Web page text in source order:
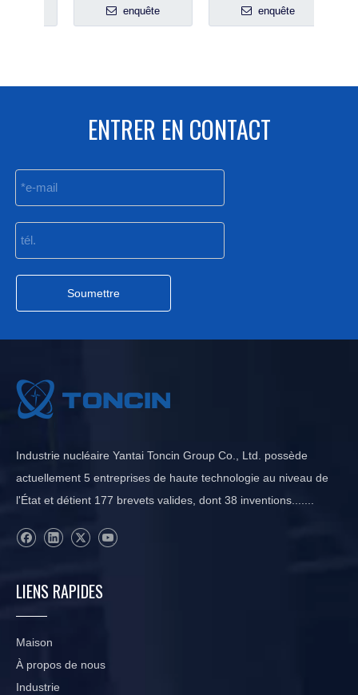
enquête enquête
ENTRER EN CONTACT
Soumettre
Industrie nucléaire Yantai Toncin Group Co., Ltd. possède
actuellement 5 entreprises de haute technologie au niveau de
l'État et détient 177 brevets valides, dont 38 inventions.......
LIENS RAPIDES
Maison
À propos de nous
Industrie